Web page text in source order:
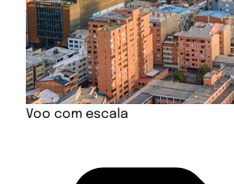
Voo com escala